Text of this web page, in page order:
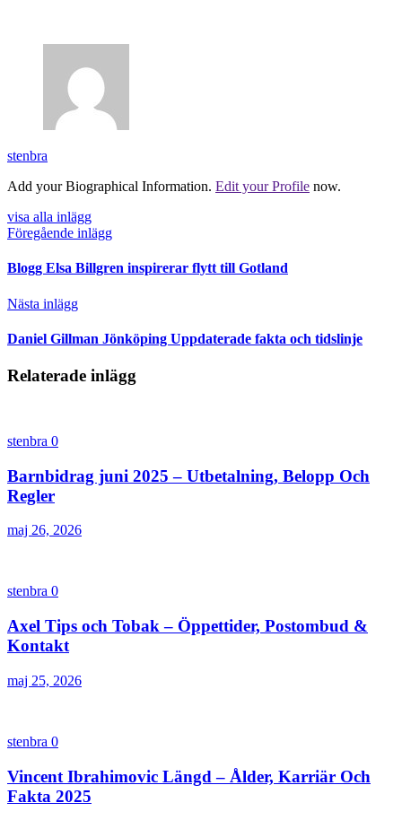
stenbra
Add your Biographical Information. Edit your Profile now.
visa alla inlägg
Föregående inlägg
Blogg Elsa Billgren inspirerar flytt till Gotland
Nästa inlägg
Daniel Gillman Jönköping Uppdaterade fakta och tidslinje
Relaterade inlägg
stenbra 0
Barnbidrag juni 2025 – Utbetalning, Belopp Och
Regler
maj 26, 2026
stenbra 0
Axel Tips och Tobak – Öppettider, Postombud &
Kontakt
maj 25, 2026
stenbra 0
Vincent Ibrahimovic Längd – Ålder, Karriär Och
Fakta 2025